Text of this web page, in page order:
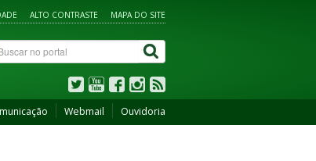
ALTO CONTRASTE MAPA DO SITE
Webmail Ouvidoria